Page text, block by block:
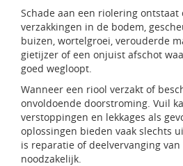
Schade aan een riolering
verzakkingen in de bodem,
buizen, wortelgroei, verouderde
gietijzer of een onjuist afschot
goed wegloopt.
Wanneer een riool verzakt of
onvoldoende doorstroming. Vuil
verstoppingen en lekkages als
oplossingen bieden vaak slechts
is reparatie of deelvervanging
noodzakelijk.